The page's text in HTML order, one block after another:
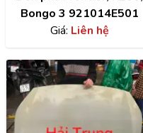
Bongo 3 921014E501
Giá: Liên hệ